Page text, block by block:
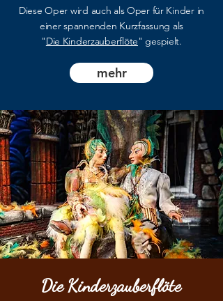
Diese Oper wird auch als Oper für Kinder in
einer spannenden Kurzfassung als
"Die Kinderzauberflöte" gespielt.
mehr
Die Kinderzauberflöte